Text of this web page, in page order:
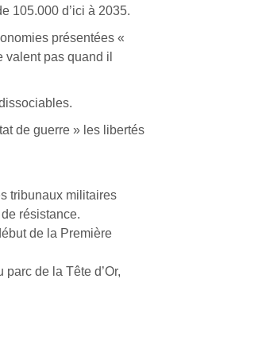
105.000 d’ici à 2035.
présentées «
valent pas quand il
de guerre » les libertés
tribunaux militaires
résistance.
de la Première
de la Tête d’Or,